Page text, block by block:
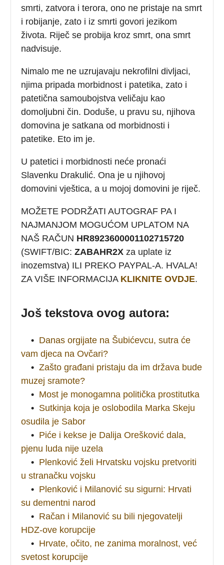
smrti, zatvora i terora, ono ne pristaje na smrt
i robijanje, zato i iz smrti govori jezikom
života. Riječ se probija kroz smrt, ona smrt
nadvisuje.
Nimalo me ne uzrujavaju nekrofilni divljaci,
njima pripada morbidnost i patetika, zato i
patetična samoubojstva veličaju kao
domoljubni čin. Doduše, u pravu su, njihova
domovina je satkana od morbidnosti i
patetike. Eto im je.
U patetici i morbidnosti neće pronaći
Slavenku Drakulić. Ona je u njihovoj
domovini vještica, a u mojoj domovini je riječ.
MOŽETE PODRŽATI AUTOGRAF PA I
NAJMANJOM MOGUĆOM UPLATOM NA
NAŠ RAČUN HR8923600001102715720
(SWIFT/BIC: ZABAHR2X za uplate iz
inozemstva) ILI PREKO PAYPAL-A. HVALA!
ZA VIŠE INFORMACIJA KLIKNITE OVDJE.
Još tekstova ovog autora:
• Danas orgijate na Šubićevcu, sutra će
vam djeca na Ovčari?
• Zašto građani pristaju da im država bude
muzej sramote?
• Most je monogamna politička prostitutka
• Sutkinja koja je oslobodila Marka Skeju
osudila je Sabor
• Piće i kekse je Dalija Orešković dala,
pjenu luda nije uzela
• Plenković želi Hrvatsku vojsku pretvoriti
u stranačku vojsku
• Plenković i Milanović su sigurni: Hrvati
su dementni narod
• Račan i Milanović su bili njegovatelji
HDZ-ove korupcije
• Hrvate, očito, ne zanima moralnost, već
svetost korupcije